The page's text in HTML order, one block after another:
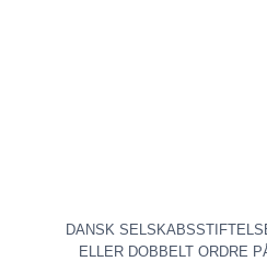
DANSK
ELLER DOBBELT ORDRE